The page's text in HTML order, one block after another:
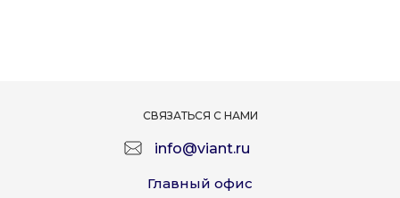
СВЯЗАТЬСЯ С НАМИ
info@viant.ru
Главный офис